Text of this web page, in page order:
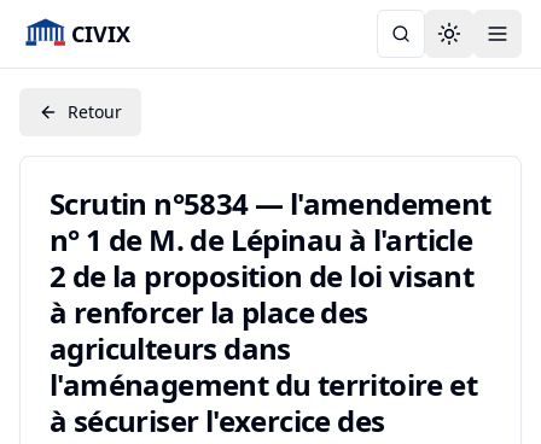
CIVIX Toggle
Retour
Scrutin n°5834 — l'amendement
n° 1 de M. de Lépinau à l'article
2 de la proposition de loi visant
à renforcer la place des
agriculteurs dans
l'aménagement du territoire et
à sécuriser l'exercice des